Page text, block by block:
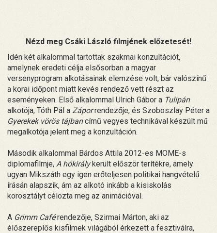
Nézd meg Csáki László filmjének előzetesét!
Idén két alkalommal tartottak szakmai konzultációt,
amelynek eredeti célja elsősorban a magyar
versenyprogram alkotásainak elemzése volt, bár valószínű
a korai időpont miatt kevés rendező vett részt az
eseményeken. Első alkalommal Ulrich Gábor a Tulipán
alkotója, Tóth Pál a Záporrendezője, és Szoboszlay Péter a
Gyerekek vörös tájbancímű vegyes technikával készült mű
megalkotója jelent meg a konzultáción.
Második alkalommal Bárdos Attila 2012-es MOME-s
diplomafilmje, A hókirálykerült először terítékre, amely
ugyan Mikszáth egy igen erőteljesen politikai hangvételű
írásán alapszik, ám az alkotó inkább a kisiskolás
korosztályt célozta meg az animációval.
A Grimm Caférendezője, Szirmai Márton, aki az
élőszereplős kisfilmek világából érkezett a fesztiválra,